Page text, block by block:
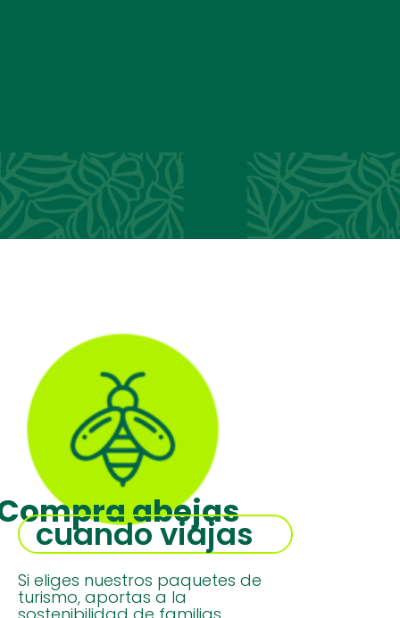
abejas
cuando viajas
Si eliges nuestros paquetes de
turismo, aportas a la